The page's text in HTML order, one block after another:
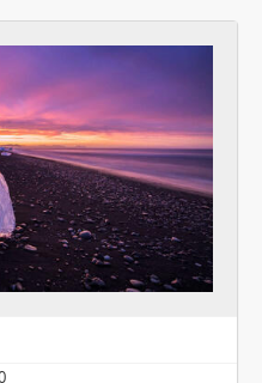
jsem zvolila sebe
Sylvií Plath
se